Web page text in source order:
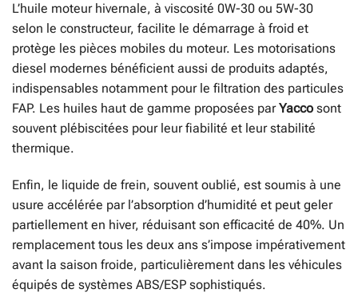
L’huile moteur hivernale, à viscosité 0W-30 ou 5W-30
selon le constructeur, facilite le démarrage à froid et
protège les pièces mobiles du moteur. Les motorisations
diesel modernes bénéficient aussi de produits adaptés,
indispensables notamment pour le filtration des particules
FAP. Les huiles haut de gamme proposées parYacco sont
souvent plébiscitées pour leur fiabilité et leur stabilité
thermique.
Enfin, le liquide de frein, souvent oublié, est soumis à une
usure accélérée par l’absorption d’humidité et peut geler
partiellement en hiver, réduisant son efficacité de 40%. Un
remplacement tous les deux ans s’impose impérativement
avant la saison froide, particulièrement dans les véhicules
équipés de systèmes ABS/ESP sophistiqués.